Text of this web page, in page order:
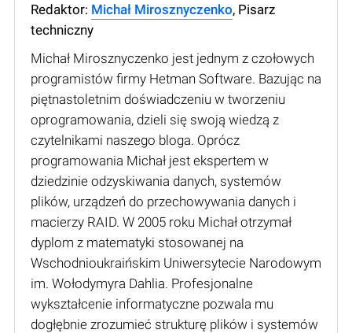
Redaktor: Michał Mirosznyczenko, Pisarz
techniczny
Michał Mirosznyczenko jest jednym z czołowych
programistów firmy Hetman Software. Bazując na
piętnastoletnim doświadczeniu w tworzeniu
oprogramowania, dzieli się swoją wiedzą z
czytelnikami naszego bloga. Oprócz
programowania Michał jest ekspertem w
dziedzinie odzyskiwania danych, systemów
plików, urządzeń do przechowywania danych i
macierzy RAID. W 2005 roku Michał otrzymał
dyplom z matematyki stosowanej na
Wschodnioukraińskim Uniwersytecie Narodowym
im. Wołodymyra Dahlia. Profesjonalne
wykształcenie informatyczne pozwala mu
dogłębnie zrozumieć strukturę plików i systemów